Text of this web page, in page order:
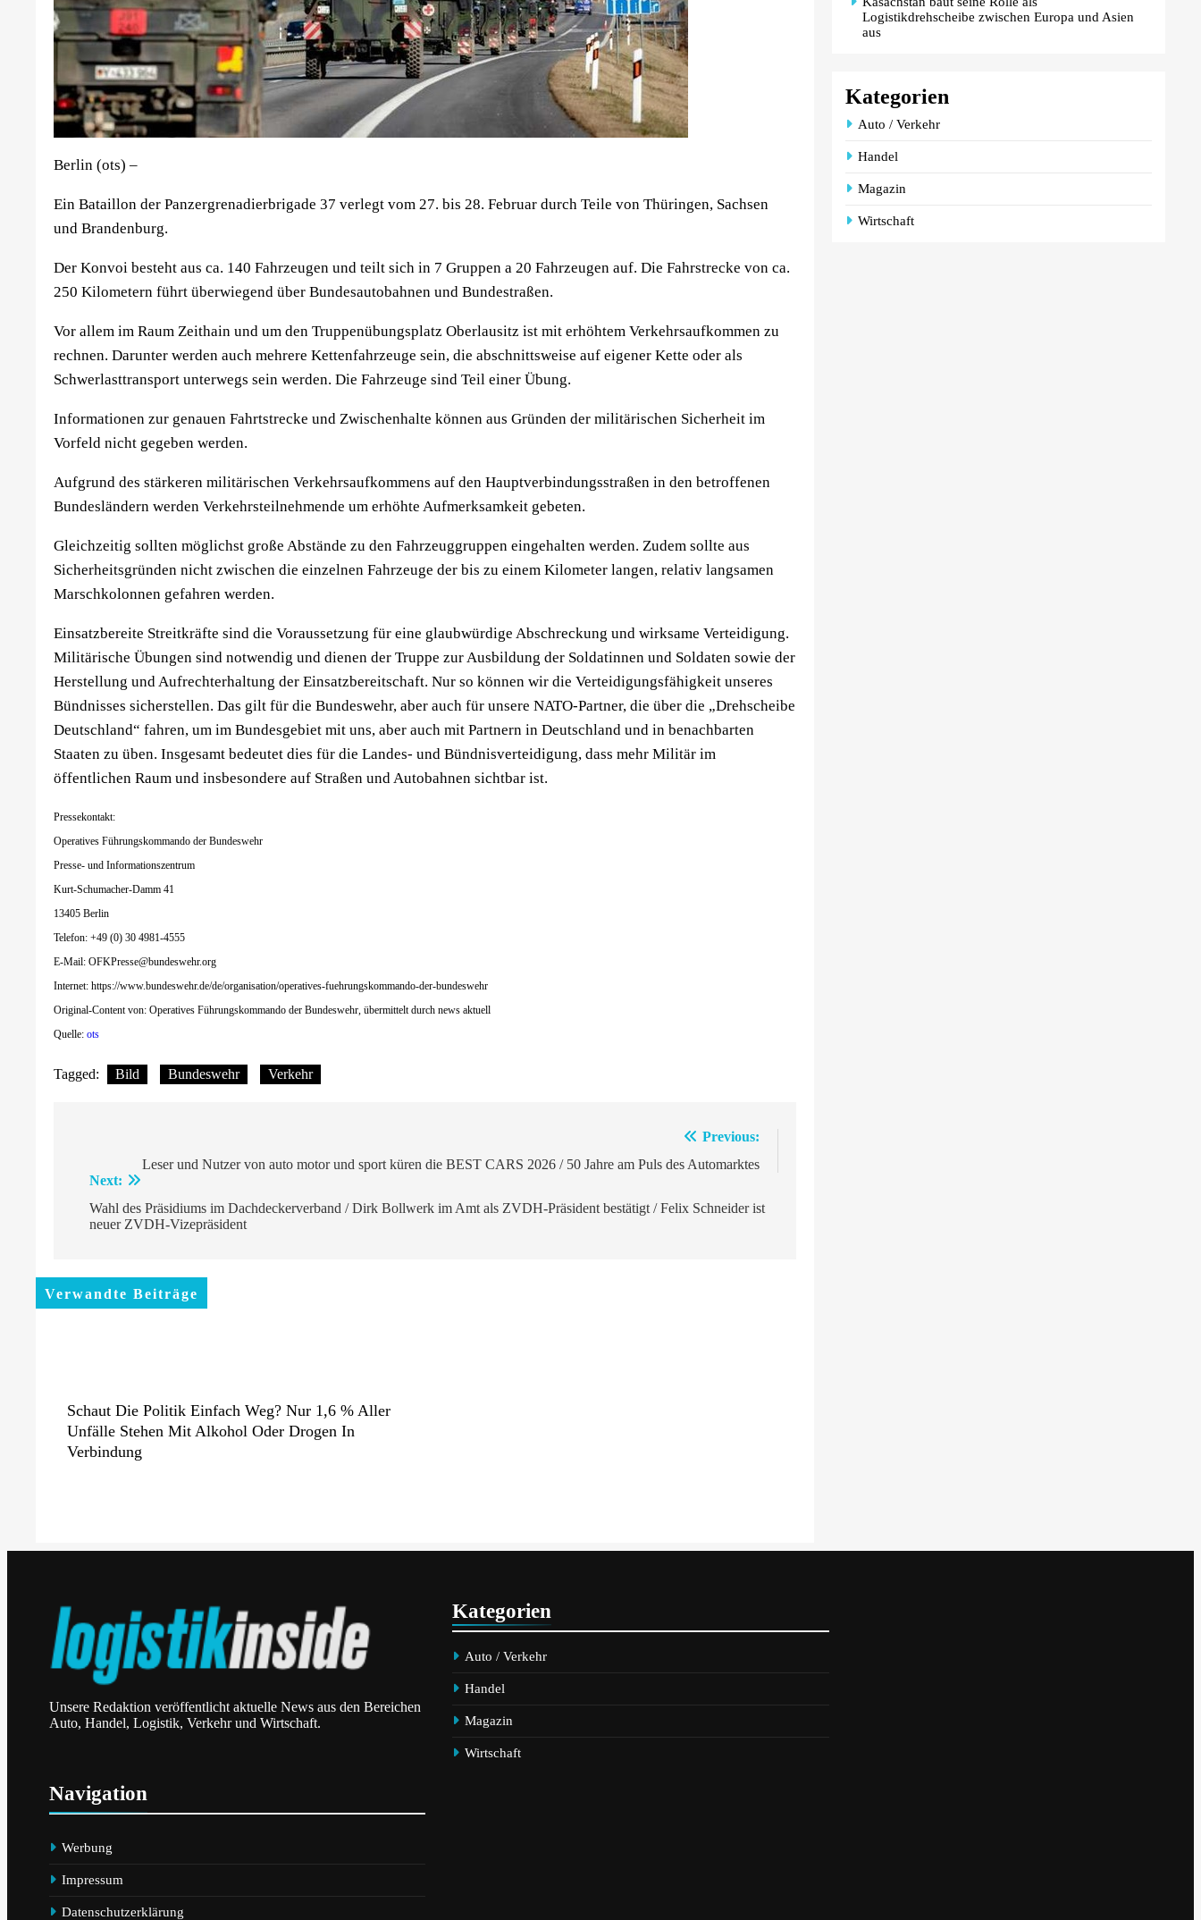
Berlin (ots) –
Ein Bataillon der Panzergrenadierbrigade 37 verlegt vom 27. bis 28. Februar durch Teile von Thüringen, Sachsen
und Brandenburg.
Der Konvoi besteht aus ca. 140 Fahrzeugen und teilt sich in 7 Gruppen a 20 Fahrzeugen auf. Die Fahrstrecke von ca.
250 Kilometern führt überwiegend über Bundesautobahnen und Bundestraßen.
Vor allem im Raum Zeithain und um den Truppenübungsplatz Oberlausitz ist mit erhöhtem Verkehrsaufkommen zu
rechnen. Darunter werden auch mehrere Kettenfahrzeuge sein, die abschnittsweise auf eigener Kette oder als
Schwerlasttransport unterwegs sein werden. Die Fahrzeuge sind Teil einer Übung.
Informationen zur genauen Fahrtstrecke und Zwischenhalte können aus Gründen der militärischen Sicherheit im
Vorfeld nicht gegeben werden.
Aufgrund des stärkeren militärischen Verkehrsaufkommens auf den Hauptverbindungsstraßen in den betroffenen
Bundesländern werden Verkehrsteilnehmende um erhöhte Aufmerksamkeit gebeten.
Gleichzeitig sollten möglichst große Abstände zu den Fahrzeuggruppen eingehalten werden. Zudem sollte aus
Sicherheitsgründen nicht zwischen die einzelnen Fahrzeuge der bis zu einem Kilometer langen, relativ langsamen
Marschkolonnen gefahren werden.
Einsatzbereite Streitkräfte sind die Voraussetzung für eine glaubwürdige Abschreckung und wirksame Verteidigung.
Militärische Übungen sind notwendig und dienen der Truppe zur Ausbildung der Soldatinnen und Soldaten sowie der
Herstellung und Aufrechterhaltung der Einsatzbereitschaft. Nur so können wir die Verteidigungsfähigkeit unseres
Bündnisses sicherstellen. Das gilt für die Bundeswehr, aber auch für unsere NATO-Partner, die über die „Drehscheibe
Deutschland“ fahren, um im Bundesgebiet mit uns, aber auch mit Partnern in Deutschland und in benachbarten
Staaten zu üben. Insgesamt bedeutet dies für die Landes- und Bündnisverteidigung, dass mehr Militär im
öffentlichen Raum und insbesondere auf Straßen und Autobahnen sichtbar ist.
Pressekontakt:
Operatives Führungskommando der Bundeswehr
Presse- und Informationszentrum
Kurt-Schumacher-Damm 41
13405 Berlin
Telefon: +49 (0) 30 4981-4555
E-Mail: OFKPresse@bundeswehr.org
Internet: https://www.bundeswehr.de/de/organisation/operatives-fuehrungskommando-der-bundeswehr
Original-Content von: Operatives Führungskommando der Bundeswehr, übermittelt durch news aktuell
Quelle: ots
Tagged: Bild Bundeswehr Verkehr
Previous:
Leser und Nutzer von auto motor und sport küren die BEST CARS 2026 / 50 Jahre am Puls des Automarktes
Next:
Wahl des Präsidiums im Dachdeckerverband / Dirk Bollwerk im Amt als ZVDH-Präsident bestätigt / Felix Schneider ist
neuer ZVDH-Vizepräsident
Verwandte Beiträge
Schaut Die Politik Einfach Weg? Nur 1,6 % Aller
Unfälle Stehen Mit Alkohol Oder Drogen In
Verbindung
Mit Vereinten Kräften Für Den Straßenerhalt / Allianz
Haushaltssteckdose Ist Und Bleibt Eine Notlösung
Logistikdrehscheibe zwischen Europa und Asien
aus
Kategorien
Auto / Verkehr
Handel
Magazin
Wirtschaft
Unsere Redaktion veröffentlicht aktuelle News aus den Bereichen
Auto, Handel, Logistik, Verkehr und Wirtschaft.
Kategorien
Auto / Verkehr
Handel
Magazin
Wirtschaft
Navigation
Werbung
Impressum
Datenschutzerklärung